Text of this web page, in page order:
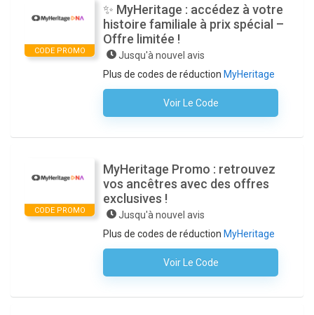
CODE PROMO
✨ MyHeritage : accédez à votre
histoire familiale à prix spécial –
Offre limitée !
Jusqu'à nouvel avis
Plus de codes de réduction MyHeritage
Voir Le Code
Aucun Code N'est Nécessaire
CODE PROMO
MyHeritage Promo : retrouvez
vos ancêtres avec des offres
exclusives !
Jusqu'à nouvel avis
Plus de codes de réduction MyHeritage
Voir Le Code
Aucun Code N'est Nécessaire